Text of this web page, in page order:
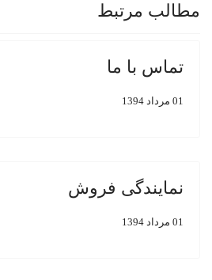
مطالب مرتبط
تماس با ما
01 مرداد 1394
نمایندگی فروش
01 مرداد 1394